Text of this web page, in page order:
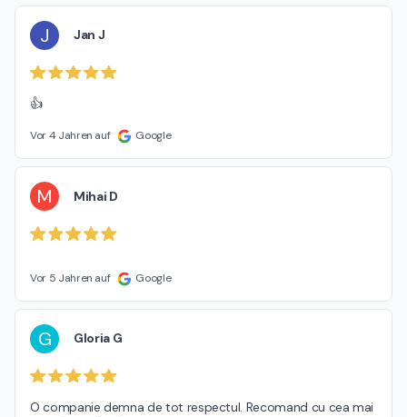
J Jan J
👍
Vor 4 Jahren auf Google
M Mihai D
Vor 5 Jahren auf Google
G Gloria G
O companie demna de tot respectul. Recomand cu cea mai